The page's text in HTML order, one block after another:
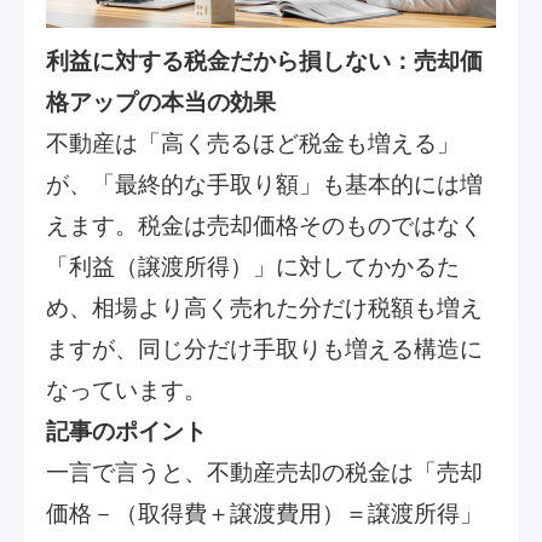
利益に対する税金だから損しない：売却価
格アップの本当の効果
不動産は「高く売るほど税金も増える」
が、「最終的な手取り額」も基本的には増
えます。税金は売却価格そのものではなく
「利益（譲渡所得）」に対してかかるた
め、相場より高く売れた分だけ税額も増え
ますが、同じ分だけ手取りも増える構造に
なっています。
記事のポイント
一言で言うと、不動産売却の税金は「売却
価格－（取得費＋譲渡費用）＝譲渡所得」